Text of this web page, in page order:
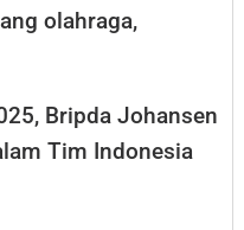
olahraga,
Bripda Johansen
Tim Indonesia